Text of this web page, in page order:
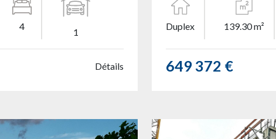
4
1
Détails
Duplex 139.30 m²
649 372 €